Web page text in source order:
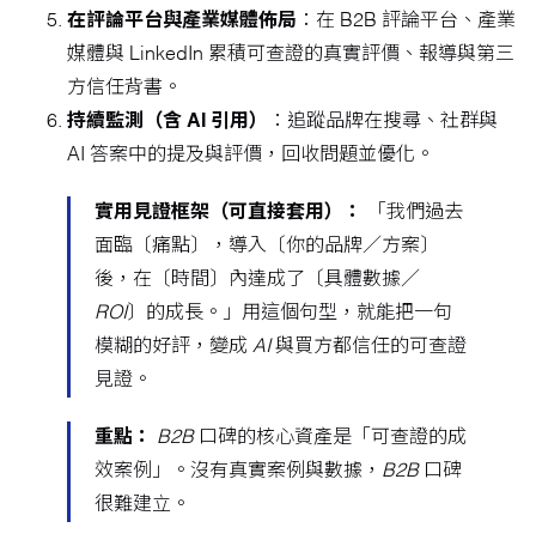
在評論平台與產業媒體佈局 ：在 B2B 評論平台、產業
媒體與 LinkedIn 累積可查證的真實評價、報導與第三
方信任背書。
持續監測（含 AI 引用）
：追蹤品牌在搜尋、社群與
AI 答案中的提及與評價，回收問題並優化。
實用見證框架（可直接套用）：
「我們過去
面臨〔痛點〕，導入〔你的品牌／方案〕
後，在〔時間〕內達成了〔具體數據／
ROI〕的成長。」用這個句型，就能把一句
模糊的好評，變成 AI 與買方都信任的可查證
見證。
重點：
B2B 口碑的核心資產是「可查證的成
效案例」。沒有真實案例與數據，B2B 口碑
很難建立。